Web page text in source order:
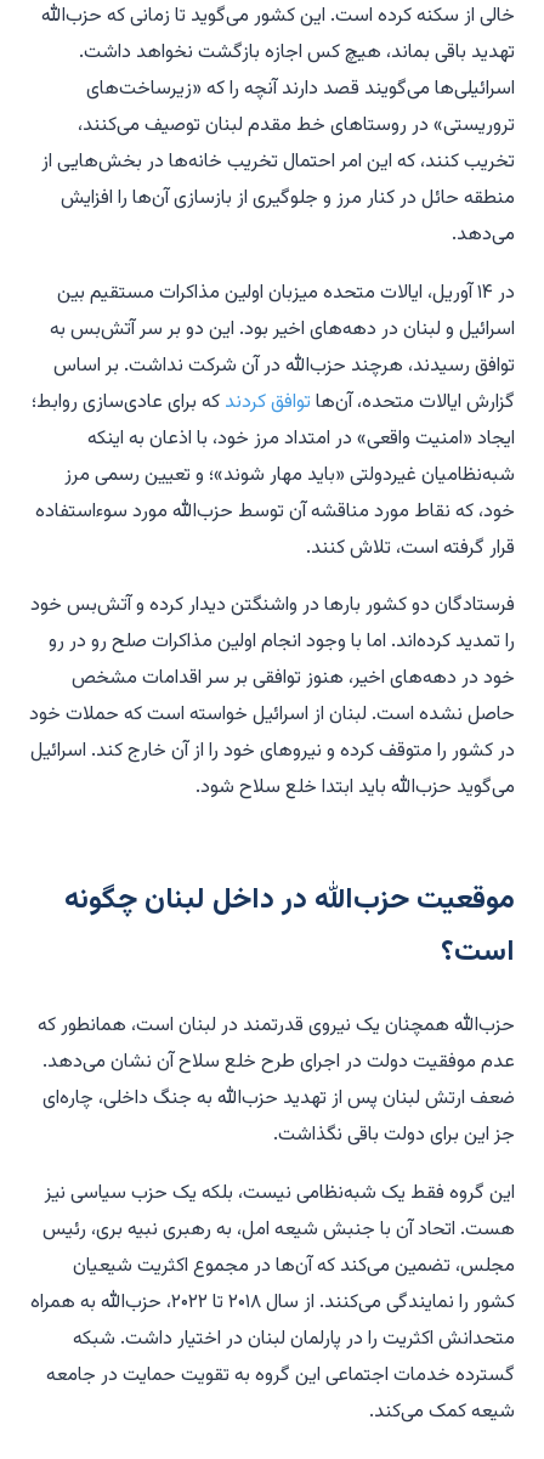
خالی از سکنه کرده است. این کشور می‌گوید تا زمانی که حزب‌الله
تهدید باقی بماند، هیچ کس اجازه بازگشت نخواهد داشت.
اسرائیلی‌ها می‌گویند قصد دارند آنچه را که «زیرساخت‌های
تروریستی» در روستاهای خط مقدم لبنان توصیف می‌کنند،
تخریب کنند، که این امر احتمال تخریب خانه‌ها در بخش‌هایی از
منطقه حائل در کنار مرز و جلوگیری از بازسازی آن‌ها را افزایش
می‌دهد.
در ۱۴ آوریل، ایالات متحده میزبان اولین مذاکرات مستقیم بین
اسرائیل و لبنان در دهه‌های اخیر بود. این دو بر سر آتش‌بس به
توافق رسیدند، هرچند حزب‌الله در آن شرکت نداشت. بر اساس
گزارش ایالات متحده، آن‌ها توافق کردند که برای عادی‌سازی روابط؛
ایجاد «امنیت واقعی» در امتداد مرز خود، با اذعان به اینکه
شبه‌نظامیان غیردولتی «باید مهار شوند»؛ و تعیین رسمی مرز
خود، که نقاط مورد مناقشه آن توسط حزب‌الله مورد سوءاستفاده
قرار گرفته است، تلاش کنند.
فرستادگان دو کشور بارها در واشنگتن دیدار کرده و آتش‌بس خود
را تمدید کرده‌اند. اما با وجود انجام اولین مذاکرات صلح رو در رو
خود در دهه‌های اخیر، هنوز توافقی بر سر اقدامات مشخص
حاصل نشده است. لبنان از اسرائیل خواسته است که حملات خود
در کشور را متوقف کرده و نیروهای خود را از آن خارج کند. اسرائیل
می‌گوید حزب‌الله باید ابتدا خلع سلاح شود.
موقعیت حزب‌الله در داخل لبنان چگونه
است؟
حزب‌الله همچنان یک نیروی قدرتمند در لبنان است، همانطور که
عدم موفقیت دولت در اجرای طرح خلع سلاح آن نشان می‌دهد.
ضعف ارتش لبنان پس از تهدید حزب‌الله به جنگ داخلی، چاره‌ای
جز این برای دولت باقی نگذاشت.
این گروه فقط یک شبه‌نظامی نیست، بلکه یک حزب سیاسی نیز
هست. اتحاد آن با جنبش شیعه امل، به رهبری نبیه بری، رئیس
مجلس، تضمین می‌کند که آن‌ها در مجموع اکثریت شیعیان
کشور را نمایندگی می‌کنند. از سال ۲۰۱۸ تا ۲۰۲۲، حزب‌الله به همراه
متحدانش اکثریت را در پارلمان لبنان در اختیار داشت. شبکه
گسترده خدمات اجتماعی این گروه به تقویت حمایت در جامعه
شیعه کمک می‌کند.